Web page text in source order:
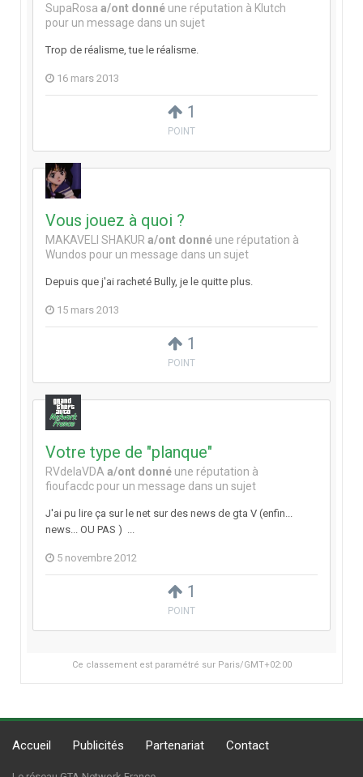
1
POINT
SupaRosa a/ont donné une réputation à Klutch
pour un message dans un sujet
Trop de réalisme, tue le réalisme.
16 mars 2013
1
POINT
Vous jouez à quoi ?
MAKAVELI SHAKUR a/ont donné une réputation à
Wundos pour un message dans un sujet
Depuis que j'ai racheté Bully, je le quitte plus.
15 mars 2013
1
POINT
Votre type de "planque"
RVdelaVDAa/ont donné une réputation à
fioufacdc pour un message dans un sujet
J'ai pu lire ça sur le net sur des news de gta V (enfin...
news... OU PAS ) ...
5 novembre 2012
Ce classement est paramétré sur Paris/GMT+02:00
Accueil Publicités Partenariat Contact